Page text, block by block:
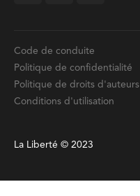
Code de conduite
Politique de confidentialité
Politique de droits d'auteurs
Conditions d'utilisation
La Liberté © 2023